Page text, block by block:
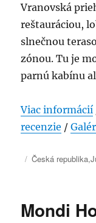
Vranovská
reštauráciou,
slnečnou
zónou. Tu je
parnú kabínu
Viac informácií
recenzie /
Publikované
Kategórie
Česká republika,
Mondi